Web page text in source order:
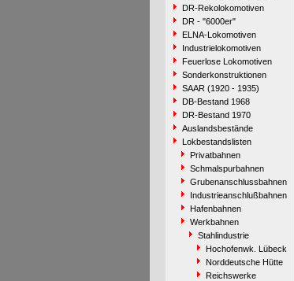
DR-Rekolokomotiven
DR - "6000er"
ELNA-Lokomotiven
Industrielokomotiven
Feuerlose Lokomotiven
Sonderkonstruktionen
SAAR (1920 - 1935)
DB-Bestand 1968
DR-Bestand 1970
Auslandsbestände
Lokbestandslisten
Privatbahnen
Schmalspurbahnen
Grubenanschlussbahnen
Industrieanschlußbahnen
Hafenbahnen
Werkbahnen
Stahlindustrie
Hochofenwk. Lübeck
Norddeutsche Hütte
Reichswerke